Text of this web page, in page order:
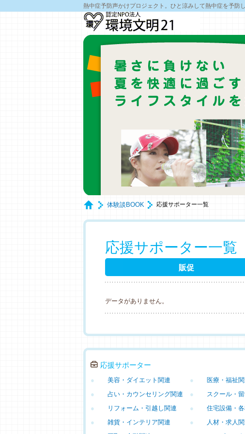
熱中症予防声かけプロジェクト。ひと涼みして熱中症を予防し
体験談BOOK 応援サポーター一覧
応援サポーター一覧
販促
データがありません。
応援サポーター
美容・ダイエット関連
● 医療・福祉
●
占い・カウンセリング関連
● スクール・
●
リフォーム・引越し関連
● 住宅設備・
●
雑貨・インテリア関連
● 人材・求人
●